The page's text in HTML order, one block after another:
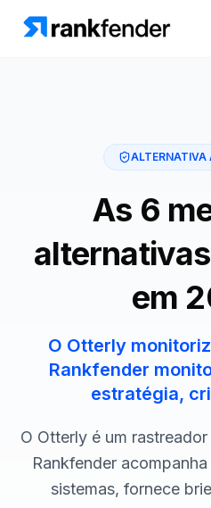
MONITORIZAR
de
concorrentes
Inteligência
palavras-
chave
AGIR
Preços
ALTERNATIVA
As 6
em
O Otterly
Rankfender
estratégia,
O Otterly é um
Rankfender
sistemas, fornece